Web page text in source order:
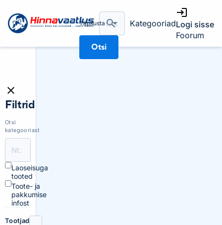
Täpsusta
Otsi
KategooriadLogi sisse
Foorum
Filtrid
Otsi
kategooriast
Laoseisuga
tooted
Toote- ja
pakkumise
infost
Tootjad